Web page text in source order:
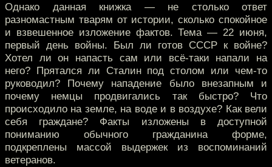
Однако данная книжка — не столько ответ
разномастным тварям от истории, сколько спокойное
и взвешенное изложение фактов. Тема — 22 июня,
первый день войны. Был ли готов СССР к войне?
Хотел ли он напасть сам или всё-таки напали на
него? Прятался ли Сталин под столом или чем-то
руководил? Почему нападение было внезапным и
почему немцы продвигались так быстро? Что
происходило на земле, на воде и в воздухе? Как вели
себя граждане? Факты изложены в доступной
пониманию обычного гражданина форме,
подкреплены массой выдержек из воспоминаний
ветеранов.